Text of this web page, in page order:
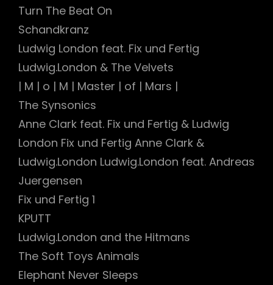
Turn The Beat On
Schandkranz
Ludwig London feat. Fix und Fertig
Ludwig.London & The Velvets
| M | o | M | Master | of | Mars |
The Synsonics
Anne Clark feat. Fix und Fertig & Ludwig
London Fix und Fertig Anne Clark &
Ludwig.London Ludwig.London feat. Andreas
Juergensen
Fix und Fertig 1
KPUTT
Ludwig.London and the Hitmans
The Soft Toys Animals
Elephant Never Sleeps